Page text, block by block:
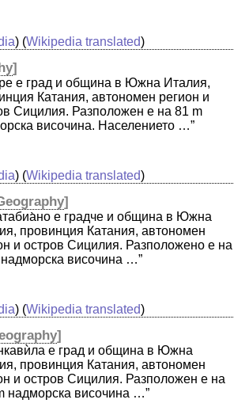
) (Wikipedia translated)
]
е град и община в Южна Италия,
Катания, автономен регион и
Сицилия. Разположен е на 81 m
височина. Населението …”
) (Wikipedia translated)
]
е градче и община в Южна
провинция Катания, автономен
и остров Сицилия. Разположено е на
височина …”
) (Wikipedia translated)
]
е град и община в Южна
провинция Катания, автономен
и остров Сицилия. Разположен е на
надморска височина …”